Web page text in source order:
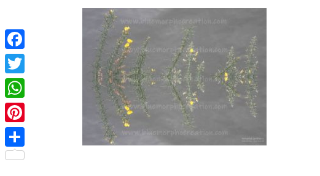
Facebook
Twitter
WhatsApp
Pinterest
Partager